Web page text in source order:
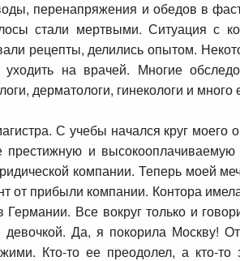
перенапряжения и обедов в
стали мертвыми. Ситуация с
рецепты, делились опытом.
на врачей. Многие
дерматологи, гинекологи и много
С учебы начался круг
и высокооплачиваемую
компании. Теперь моей
от прибыли компании. Контора
Все вокруг только и
Да, я покорила Москву!
Кто-то ее преодолел, а кто-